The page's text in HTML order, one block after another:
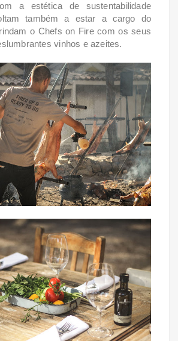
a estética de sustentabilidade
também a estar a cargo do
o Chefs on Fire com os seus
vinhos e azeites.